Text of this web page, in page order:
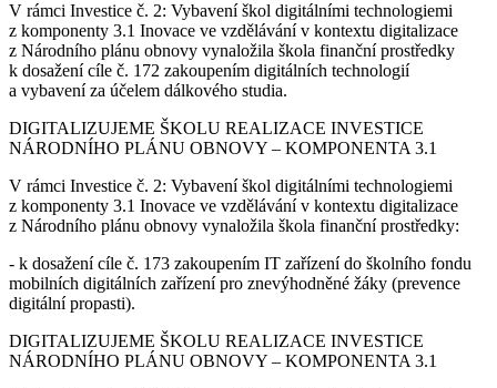
V rámci Investice č. 2: Vybavení škol digitálními technologiemi
z komponenty 3.1 Inovace ve vzdělávání v kontextu digitalizace
z Národního plánu obnovy vynaložila škola finanční prostředky
k dosažení cíle č. 172 zakoupením digitálních technologií
a vybavení za účelem dálkového studia.
DIGITALIZUJEME ŠKOLU REALIZACE INVESTICE
NÁRODNÍHO PLÁNU OBNOVY – KOMPONENTA 3.1
V rámci Investice č. 2: Vybavení škol digitálními technologiemi
z komponenty 3.1 Inovace ve vzdělávání v kontextu digitalizace
z Národního plánu obnovy vynaložila škola finanční prostředky:
- k dosažení cíle č. 173 zakoupením IT zařízení do školního fondu
mobilních digitálních zařízení pro znevýhodněné žáky (prevence
digitální propasti).
DIGITALIZUJEME ŠKOLU REALIZACE INVESTICE
NÁRODNÍHO PLÁNU OBNOVY – KOMPONENTA 3.1